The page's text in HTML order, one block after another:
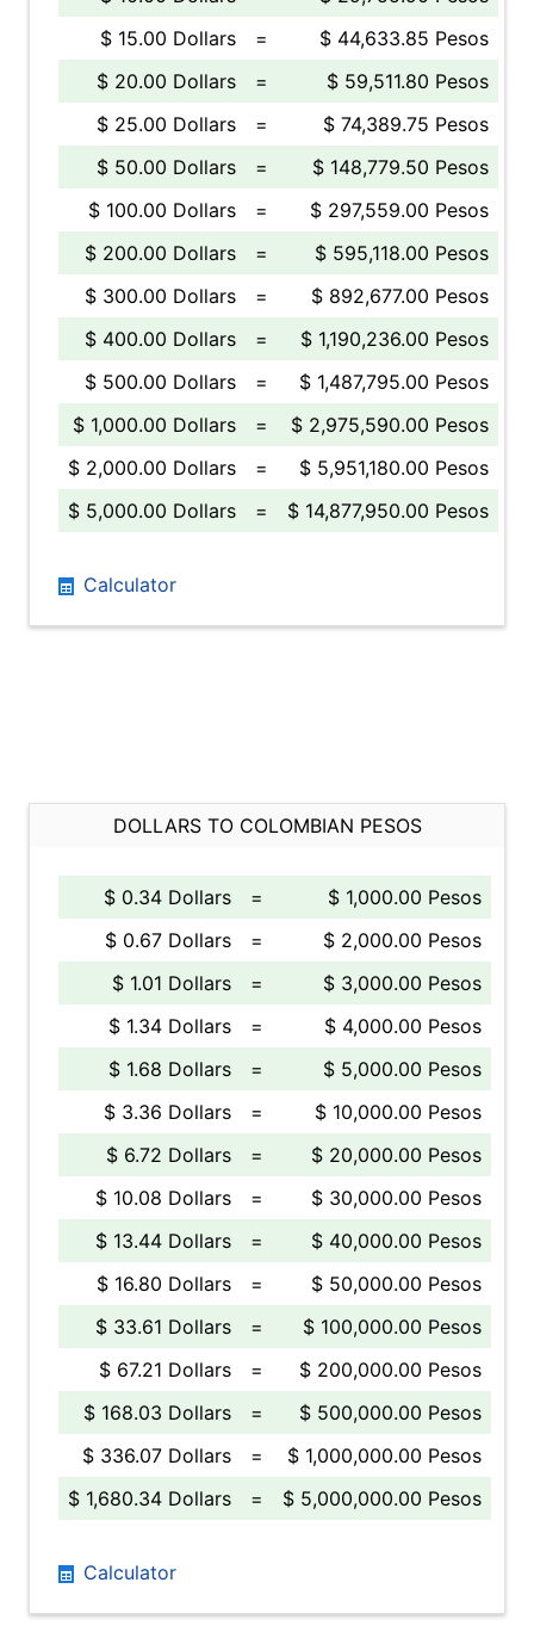
$ 15.00 Dollars
=
$ 44,633.85 Pesos
$ 20.00 Dollars
=
$ 59,511.80 Pesos
$ 25.00 Dollars
=
$ 74,389.75 Pesos
$ 50.00 Dollars
=
$ 148,779.50 Pesos
$ 100.00 Dollars
=
$ 297,559.00 Pesos
$ 200.00 Dollars
=
$ 595,118.00 Pesos
$ 300.00 Dollars
=
$ 892,677.00 Pesos
$ 400.00 Dollars
=
$ 1,190,236.00 Pesos
$ 500.00 Dollars
=
$ 1,487,795.00 Pesos
$ 1,000.00 Dollars
=
$ 2,975,590.00 Pesos
$ 2,000.00 Dollars
=
$ 5,951,180.00 Pesos
$ 5,000.00 Dollars
= $ 14,877,950.00 Pesos
Calculator
DOLLARS TO COLOMBIAN PESOS
$ 0.34 Dollars =
$ 1,000.00 Pesos
$ 0.67 Dollars
=
$ 2,000.00 Pesos
$ 1.01 Dollars
=
$ 3,000.00 Pesos
$ 1.34 Dollars
=
$ 4,000.00 Pesos
$ 1.68 Dollars
=
$ 5,000.00 Pesos
$ 3.36 Dollars
=
$ 10,000.00 Pesos
$ 6.72 Dollars
=
$ 20,000.00 Pesos
$ 10.08 Dollars
=
$ 30,000.00 Pesos
$ 13.44 Dollars
=
$ 40,000.00 Pesos
$ 16.80 Dollars
=
$ 50,000.00 Pesos
$ 33.61 Dollars
=
$ 100,000.00 Pesos
$ 67.21 Dollars
=
$ 200,000.00 Pesos
$ 168.03 Dollars
=
$ 500,000.00 Pesos
$ 336.07 Dollars
=
$ 1,000,000.00 Pesos
$ 1,680.34 Dollars
= $ 5,000,000.00 Pesos
Calculator